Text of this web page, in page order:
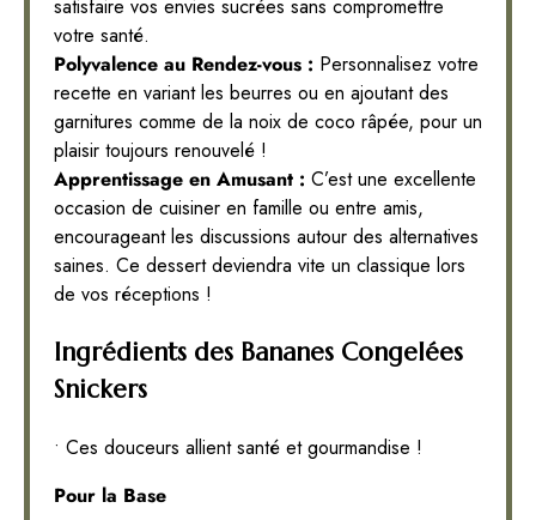
satisfaire vos envies sucrées sans compromettre
votre santé.
Polyvalence au Rendez-vous : Personnalisez votre
recette en variant les beurres ou en ajoutant des
garnitures comme de la noix de coco râpée, pour un
plaisir toujours renouvelé !
Apprentissage en Amusant : C’est une excellente
occasion de cuisiner en famille ou entre amis,
encourageant les discussions autour des alternatives
saines. Ce dessert deviendra vite un classique lors
de vos réceptions !
Ingrédients des Bananes Congelées
Snickers
• Ces douceurs allient santé et gourmandise !
Pour la Base